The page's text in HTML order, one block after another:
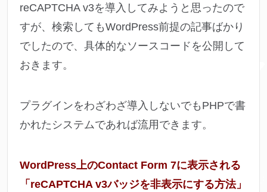
reCAPTCHA v3を導入してみようと思ったので
すが、検索してもWordPress前提の記事ばかり
でしたので、具体的なソースコードを公開して
おきます。
プラグインをわざわざ導入しないでもPHPで書
かれたシステムであれば流用できます。
WordPress上のContact Form 7に表示される
「reCAPTCHA v3バッジを非表示にする方法」